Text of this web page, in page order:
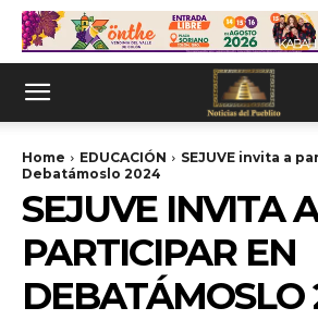
Home EDUCACIÓN
SEJUVE invita a
Debatámoslo 2024
SEJUVE INVITA A
PARTICIPAR EN
DEBATÁMOSLO